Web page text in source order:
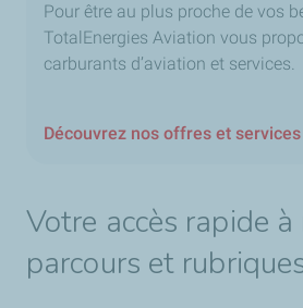
Pour être au plus proche de vos
TotalEnergies Aviation vous
carburants d’aviation et services.
Découvrez nos offres et services
Votre accès rapide à
parcours et